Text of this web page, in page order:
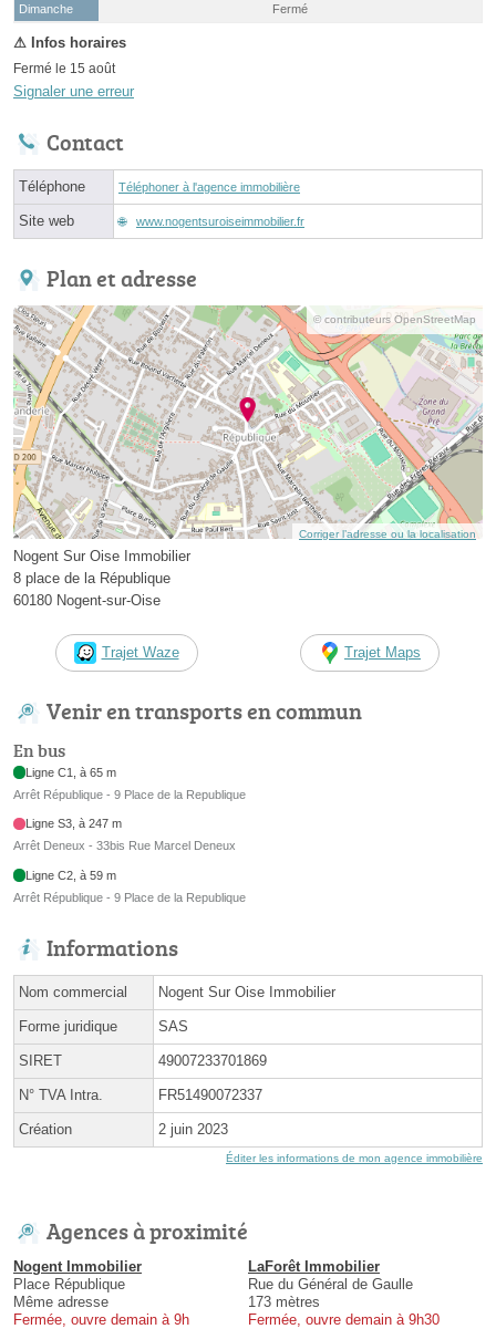
(15 août)
Dimanche
Fermé
Fermé le 15 août
Signaler une erreur
Contact
Téléphone Téléphoner à l'agence immobilière
Site web www.nogentsuroiseimmobilier.fr
Plan et adresse
© contributeurs OpenStreetMap
Corriger l’adresse ou la localisation
Nogent Sur Oise Immobilier
8 place de la République
60180 Nogent-sur-Oise
Trajet Waze Trajet Maps
Venir en transports en commun
En bus
Ligne C1, à 65 m
Arrêt République - 9 Place de la Republique
Ligne S3, à 247 m
Arrêt Deneux - 33bis Rue Marcel Deneux
Ligne C2, à 59 m
Arrêt République - 9 Place de la Republique
Informations
Nom commercial Nogent Sur Oise Immobilier
Forme juridique SAS
SIRET 49007233701869
N° TVA Intra. FR51490072337
Création 2 juin 2023
Éditer les informations de mon agence immobilière
Agences à proximité
Nogent Immobilier
Place République
Même adresse
Fermée, ouvre demain à 9h
LaForêt Immobilier
Rue du Général de Gaulle
173 mètres
Fermée, ouvre demain à 9h30